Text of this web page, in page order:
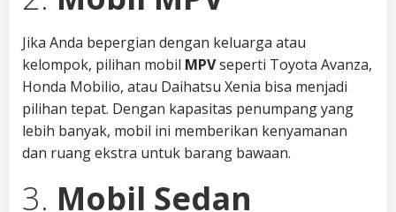
Jika Anda bepergian dengan keluarga atau
kelompok, pilihan mobil MPVseperti Toyota Avanza,
Honda Mobilio, atau Daihatsu Xenia bisa menjadi
pilihan tepat. Dengan kapasitas penumpang yang
lebih banyak, mobil ini memberikan kenyamanan
dan ruang ekstra untuk barang bawaan.
3. Mobil Sedan